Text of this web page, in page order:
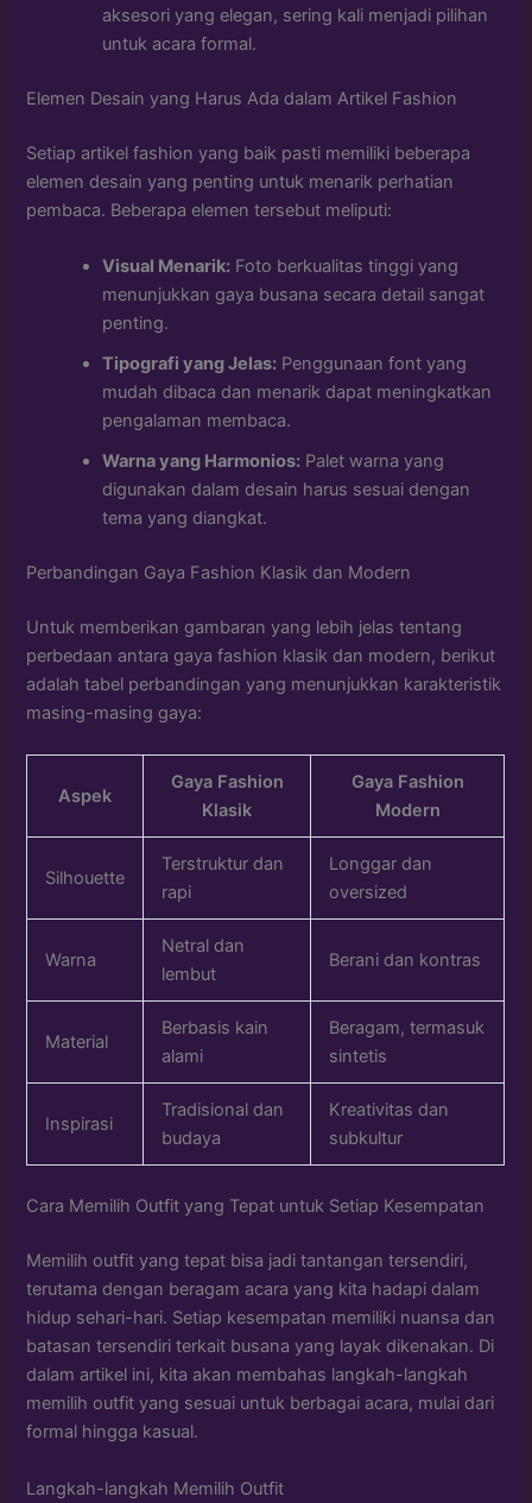
aksesori yang elegan, sering kali menjadi pilihan
untuk acara formal.
Elemen Desain yang Harus Ada dalam Artikel Fashion
Setiap artikel fashion yang baik pasti memiliki beberapa
elemen desain yang penting untuk menarik perhatian
pembaca. Beberapa elemen tersebut meliputi:
Visual Menarik: Foto berkualitas tinggi yang
menunjukkan gaya busana secara detail sangat
penting.
Tipografi yang Jelas: Penggunaan font yang
mudah dibaca dan menarik dapat meningkatkan
pengalaman membaca.
Warna yang Harmonios: Palet warna yang
digunakan dalam desain harus sesuai dengan
tema yang diangkat.
Perbandingan Gaya Fashion Klasik dan Modern
Untuk memberikan gambaran yang lebih jelas tentang
perbedaan antara gaya fashion klasik dan modern, berikut
adalah tabel perbandingan yang menunjukkan karakteristik
masing-masing gaya:
Aspek
Gaya Fashion
Klasik
Gaya Fashion
Modern
Silhouette
Terstruktur dan
rapi
Longgar dan
oversized
Warna
Netral dan
lembut
Berani dan kontras
Material
Berbasis kain
alami
Beragam, termasuk
sintetis
Inspirasi
Tradisional dan
budaya
Kreativitas dan
subkultur
Cara Memilih Outfit yang Tepat untuk Setiap Kesempatan
Memilih outfit yang tepat bisa jadi tantangan tersendiri,
terutama dengan beragam acara yang kita hadapi dalam
hidup sehari-hari. Setiap kesempatan memiliki nuansa dan
batasan tersendiri terkait busana yang layak dikenakan. Di
dalam artikel ini, kita akan membahas langkah-langkah
memilih outfit yang sesuai untuk berbagai acara, mulai dari
formal hingga kasual.
Langkah-langkah Memilih Outfit